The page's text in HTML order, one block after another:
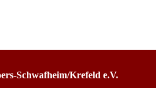
Schwafheim/Krefeld e.V.